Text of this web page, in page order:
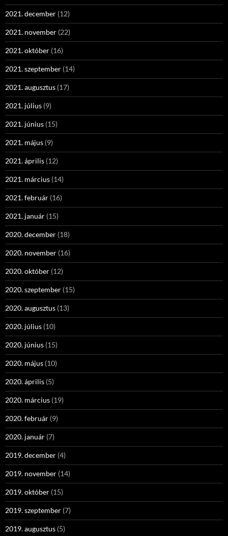
2021. december (12)
2021. november (22)
2021. október (16)
2021. szeptember (14)
2021. augusztus (17)
2021. július (9)
2021. június (15)
2021. május (9)
2021. április (12)
2021. március (14)
2021. február (16)
2021. január (15)
2020. december (18)
2020. november (16)
2020. október (12)
2020. szeptember (15)
2020. augusztus (13)
2020. július (10)
2020. június (15)
2020. május (10)
2020. április (5)
2020. március (19)
2020. február (9)
2020. január (7)
2019. december (4)
2019. november (14)
2019. október (15)
2019. szeptember (7)
2019. augusztus (5)